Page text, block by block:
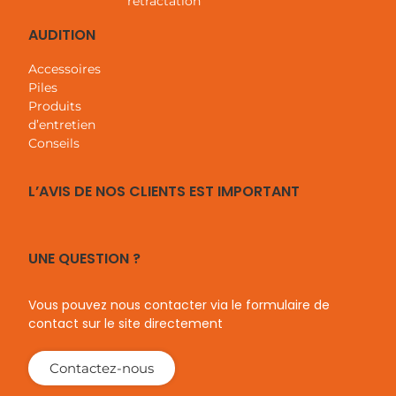
correctement ces verres sans passer par un magasin
Ma configuration
Monture
Modèle :
Ray-Ban RB4389 664578 Polarisé
Taille :M
AUDITION
Accessoires
Piles
Produits
d’entretien
Conseils
L’AVIS DE NOS CLIENTS EST IMPORTANT
UNE QUESTION ?
Vous pouvez nous contacter via le formulaire de
contact sur le site directement
Contactez-nous